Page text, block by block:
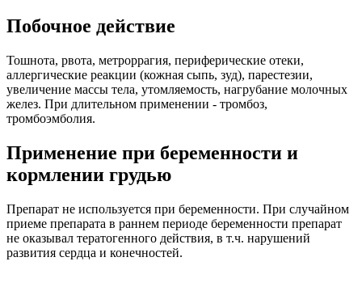
Побочное действие
Тошнота, рвота, метроррагия, периферические отеки,
аллергические реакции (кожная сыпь, зуд), парестезии,
увеличение массы тела, утомляемость, нагрубание молочных
желез. При длительном применении - тромбоз,
тромбоэмболия.
Применение при беременности и
кормлении грудью
Препарат не используется при беременности. При случайном
приеме препарата в раннем периоде беременности препарат
не оказывал тератогенного действия, в т.ч. нарушений
развития сердца и конечностей.